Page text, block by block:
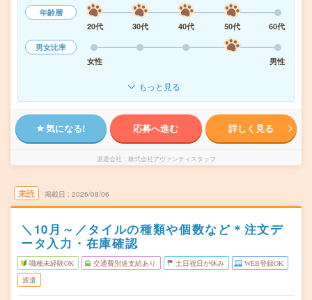
年齢層
20代
30代 40代 50代
60代
男女比率
女性
男性
もっと見る
気になる! 応募へ進む 詳しく見る
派遣会社 株式会社アヴァンティスタッフ
未読 掲載日 2026/08/06
＼10月～／タイルの種類や個数など＊注文デ
ータ入力・在庫確認
職種未経験OK 交通費別途支給あり 土日祝日が休み WEB登録OK
派遣